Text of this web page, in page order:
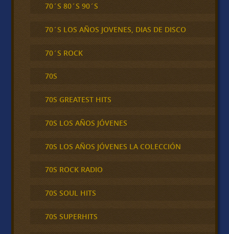
70´S 80´S 90´S
70´S LOS AÑOS JOVENES, DIAS DE DISCO
70´S ROCK
70S
70S GREATEST HITS
70S LOS AÑOS JÓVENES
70S LOS AÑOS JÓVENES LA COLECCIÓN
70S ROCK RADIO
70S SOUL HITS
70S SUPERHITS